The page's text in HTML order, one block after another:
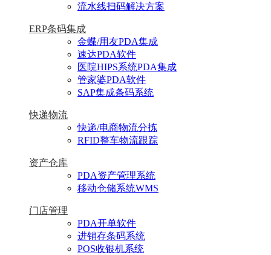
流水线扫码解决方案
ERP条码集成
金蝶/用友PDA集成
速达PDA软件
医院HIPS系统PDA集成
管家婆PDA软件
SAP集成条码系统
快递物流
快递/电商物流分拣
RFID整车物流跟踪
资产仓库
PDA资产管理系统
移动仓储系统WMS
门店管理
PDA开单软件
进销存条码系统
POS收银机系统